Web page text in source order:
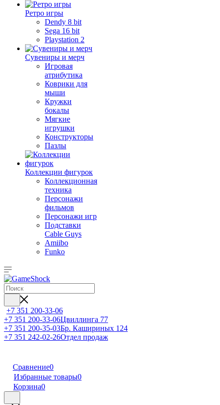
Ретро игры
Dendy 8 bit
Sega 16 bit
Playstation 2
Сувениры и мерч
Игровая
атрибутика
Коврики для
мыши
Кружки
бокалы
Мягкие
игрушки
Конструкторы
Пазлы
Коллекции фигурок
Коллекционная
техника
Персонажи
фильмов
Персонажи игр
Подставки
Cable Guys
Amiibo
Funko
+7 351 200-33-06
+7 351 200-33-06Цвиллинга 77
+7 351 200-35-03Бр. Кашириных 124
+7 351 242-02-26Отдел продаж
Сравнение0
Избранные товары0
Корзина0